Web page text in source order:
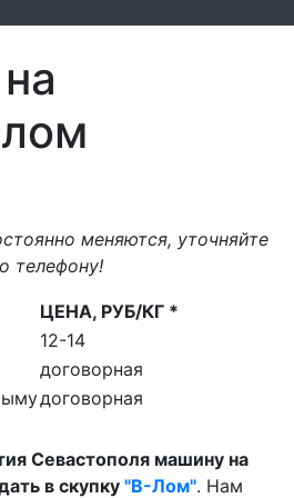
меняются, уточняйте
телефону!
ЦЕНА, РУБ/КГ *
12-14
договорная
договорная
Севастополя машину на
в скупку "В-Лом". Нам